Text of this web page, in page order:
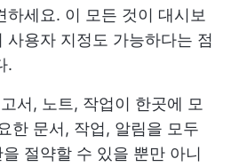
하세요. 이 모든 것이 대시보
사용자 지정도 가능하다는 점
.
서, 노트, 작업이 한곳에 모
한 문서, 작업, 알림을 모두
절약할 수 있을 뿐만 아니